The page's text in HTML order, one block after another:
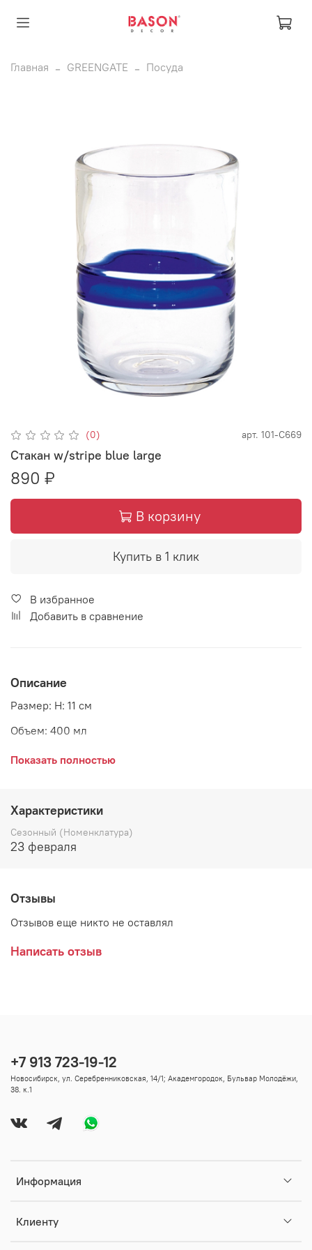
Главная GREENGATE Посуда
(0) арт. 101-С669
Стакан w/stripe blue large
890 ₽
В корзину
Купить в 1 клик
В избранное
Добавить в сравнение
Описание
Размер: H: 11 см
Объем: 400 мл
Материал: стекло
Производитель: GreenGate
Показать полностью
Характеристики
Сезонный (Номенклатура)
23 февраля
Отзывы
Отзывов еще никто не оставлял
Написать отзыв
Информация
Клиенту
+7 913 723-19-12
Новосибирск, ул. Серебренниковская, 14/1; Академгородок, Бульвар Молодёжи,
38. к.1